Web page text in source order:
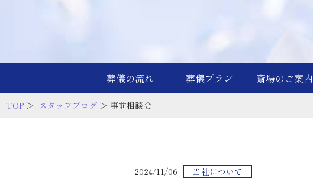
葬儀の流れ 葬儀プラン 斎場のご案内
TOP ＞ スタッフブログ ＞ 事前相談会
2024/11/06 当社について